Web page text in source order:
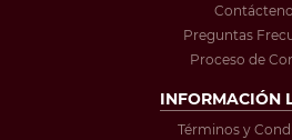
Preguntas
Proceso de
INFORMACIÓN
Términos y